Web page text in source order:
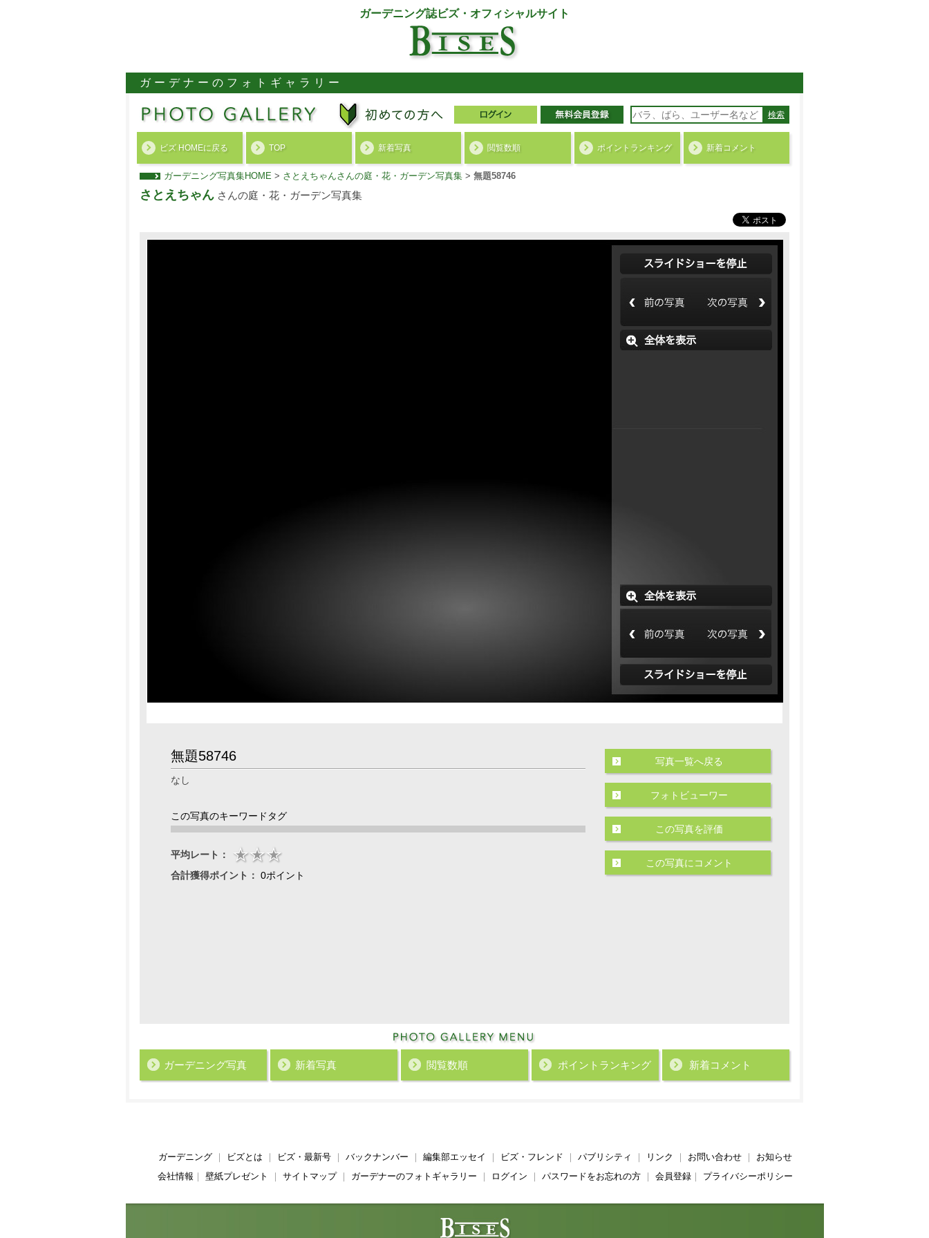
ガーデニング誌ビズ・オフィシャルサイト
ガーデナーのフォトギャラリー
検索
ビズ HOMEに戻る TOP 新着写真 閲覧数順 ポイント ランキング 新着コメント
ガーデニング写真集HOME > さとえちゃんさんの庭・花・ガーデン写真集 > 無題58746
さとえちゃん さんの庭・花・ガーデン写真集
無題58746
なし
この写真のキーワードタグ
平均レート：
合計獲得ポイント： 0ポイント
写真一覧へ戻る
フォトビューワー
この写真を評価
この写真にコメント
ガーデニング写真 新着写真 閲覧数順 ポイント ランキング 新着コメント
ガーデニング｜ ビズとは ビズ・最新号｜ バックナンバー 編集部エッセイ ビズ・フレンド パブリシティ リンク お問い合わせ｜ お知らせ
会社情報
壁紙プレゼント サイトマップ｜ ガーデナーのフォトギャラリー ログイン パスワードをお忘れの方｜ 会員登録｜ プライバシーポリシー